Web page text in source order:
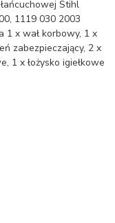
Stihl
1119 030 2003
1 x wał korbowy, 1 x
zabezpieczający, 2 x
1 x łożysko igiełkowe